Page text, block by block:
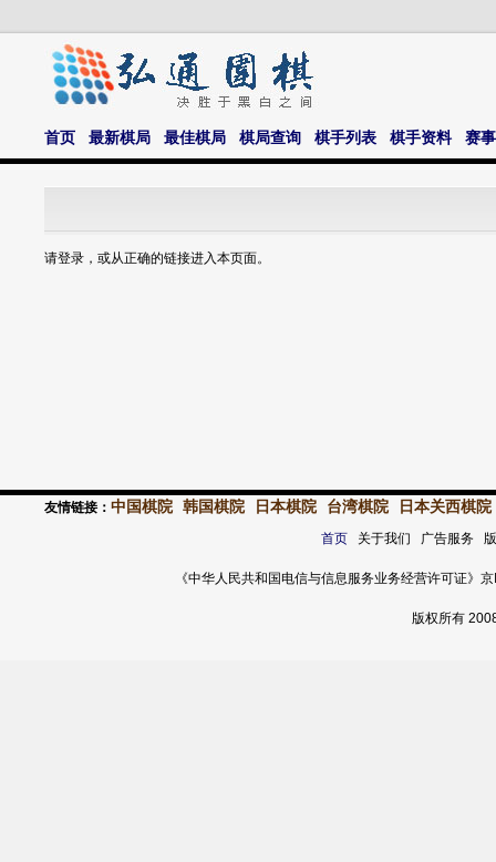
首页 最新棋局 最佳棋局 棋局查询 棋手列表 棋手资料 赛
请登录，或从正确的链接进入本页面。
友情链接： 中国棋院 韩国棋院 日本棋院 台湾棋院 日本关西棋院
首页关于我们 广告服务
《中华人民共和国电信与信息服务业务经营许可证
版权所有